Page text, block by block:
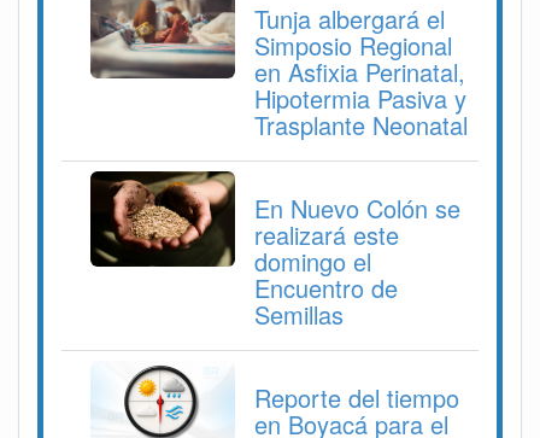
Tunja albergará el
Simposio Regional
en Asfixia Perinatal,
Hipotermia Pasiva y
Trasplante Neonatal
En Nuevo Colón se
realizará este
domingo el
Encuentro de
Semillas
Reporte del tiempo
en Boyacá para el